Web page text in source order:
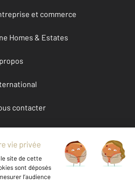
et commerce
Homes & Estates
contacter
CGU et Barèmes d'honoraires
personnelles
des cookies